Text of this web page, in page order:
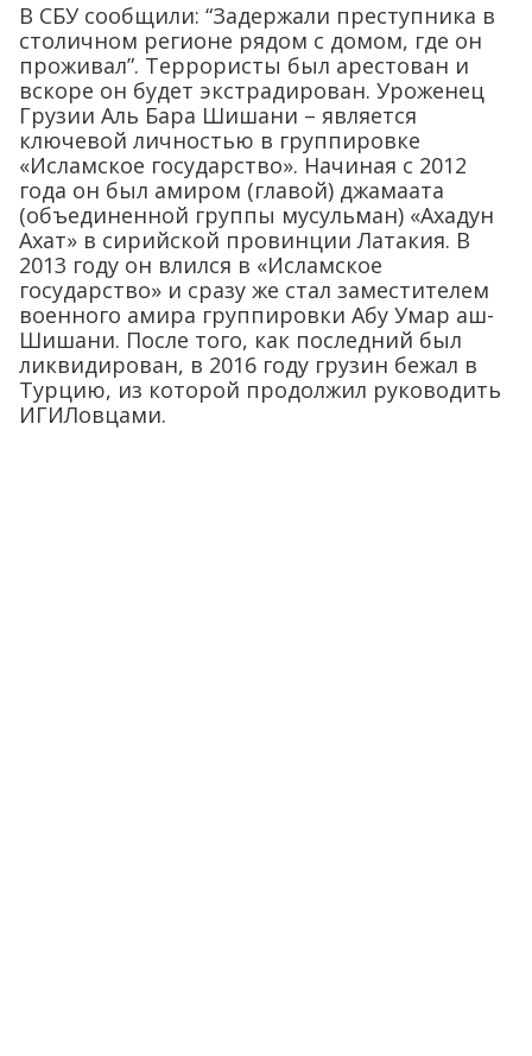
В СБУ сообщили: “Задержали преступника в
столичном регионе рядом с домом, где он
проживал”. Террористы был арестован и
вскоре он будет экстрадирован. Уроженец
Грузии Аль Бара Шишани – является
ключевой личностью в группировке
«Исламское государство». Начиная с 2012
года он был амиром (главой) джамаата
(объединенной группы мусульман) «Ахадун
Ахат» в сирийской провинции Латакия. В
2013 году он влился в «Исламское
государство» и сразу же стал заместителем
военного амира группировки Абу Умар аш-
Шишани. После того, как последний был
ликвидирован, в 2016 году грузин бежал в
Турцию, из которой продолжил руководить
ИГИЛовцами.